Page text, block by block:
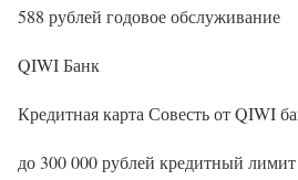
588 рублей годовое обслуживание
QIWI Банк
Кредитная карта Совесть от QIWI
до 300 000 рублей кредитный лимит